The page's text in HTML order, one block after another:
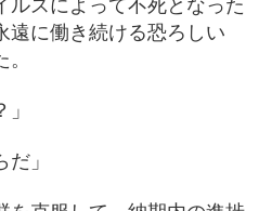
ルスによって不死となった
遠に働き続ける恐ろしい
」